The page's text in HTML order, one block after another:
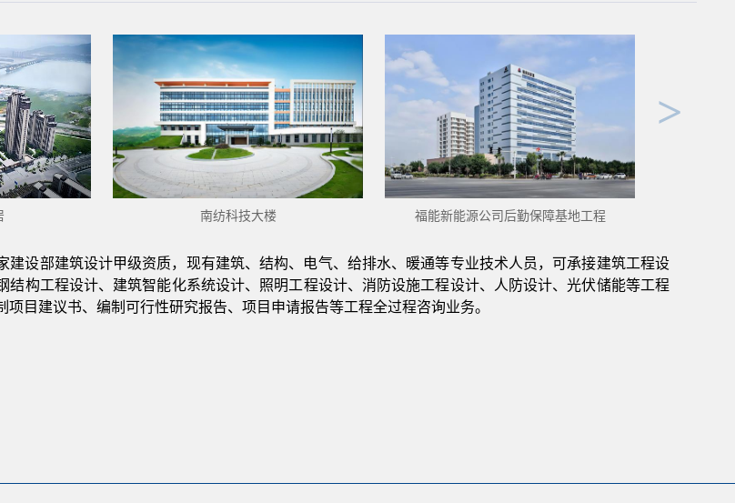
>
南纺科技大楼 福能新能源公司后勤保障基地工程
建设部建筑设计甲级资质，现有建筑、结构、电气、给排水、暖通等专业技术人员，可承接建筑工程设
结构工程设计、建筑智能化系统设计、照明工程设计、消防设施工程设计、人防设计、光伏储能等工程
目建议书、编制可行性研究报告、项目申请报告等工程全过程咨询业务。